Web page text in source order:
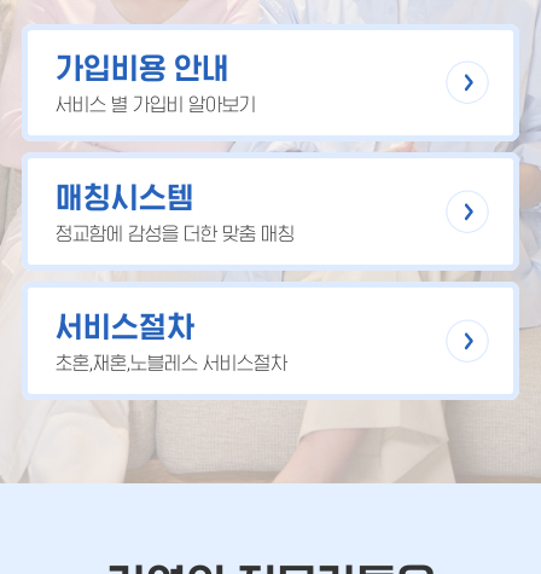
가입비용 안내
서비스 별 가입비 알아보기
매칭시스템
정교함에 감성을 더한 맞춤 매칭
서비스절차
초혼,재혼,노블레스 서비스절차